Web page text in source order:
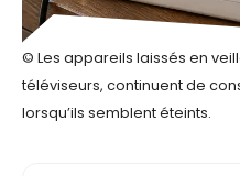
© Les appareils laissés en
téléviseurs, continuent de
lorsqu’ils semblent éteints.